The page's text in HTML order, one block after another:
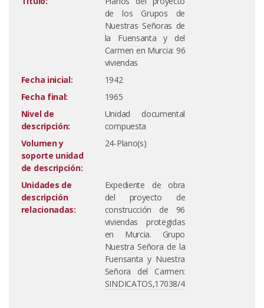
de los Grupos de
Nuestras Señoras de
la Fuensanta y del
Carmen en Murcia: 96
viviendas
Fecha inicial:
1942
Fecha final:
1965
Nivel de
descripción:
Unidad documental
compuesta
Volumen y
soporte unidad
de descripción:
24-Plano(s)
Unidades de
descripción
relacionadas:
Expediente de obra
del proyecto de
construcción de 96
viviendas protegidas
en Murcia. Grupo
Nuestra Señora de la
Fuensanta y Nuestra
Señora del Carmen:
SINDICATOS,17038/4